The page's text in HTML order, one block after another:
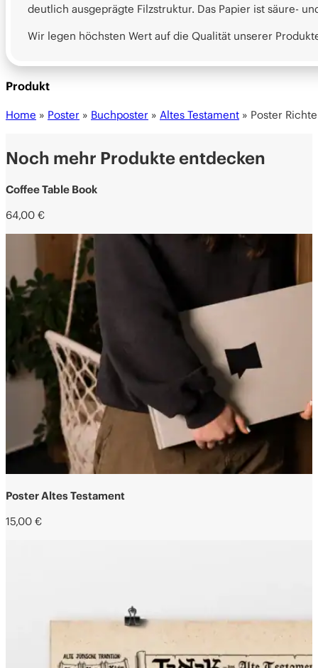
deutlich ausgeprägte Filzstruktur. Das Papier ist säure-
Wir legen höchsten Wert auf die Qualität unserer
Produkt
Home » Poster » Buchposter » Altes Testament » Poster
Noch mehr Produkte entdecken
Coffee Table Book
64,00 €
Poster Altes Testament
15,00 €